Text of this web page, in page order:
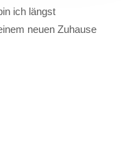
ich längst
neuen Zuhause